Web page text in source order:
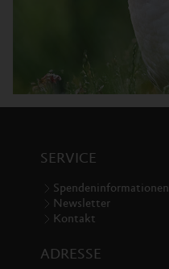
SERVICE
Spendeninformationen
Newsletter
Kontakt
ADRESSE